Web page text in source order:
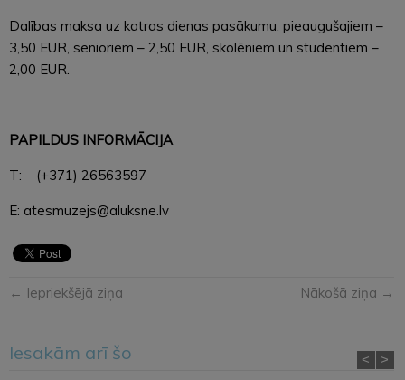
Dalības maksa uz katras dienas pasākumu: pieaugušajiem –
3,50 EUR, senioriem – 2,50 EUR, skolēniem un studentiem –
2,00 EUR.
PAPILDUS INFORMĀCIJA
T: (+371) 26563597
E: atesmuzejs@aluksne.lv
← Iepriekšējā ziņa Nākošā ziņa →
Iesakām arī šo < >